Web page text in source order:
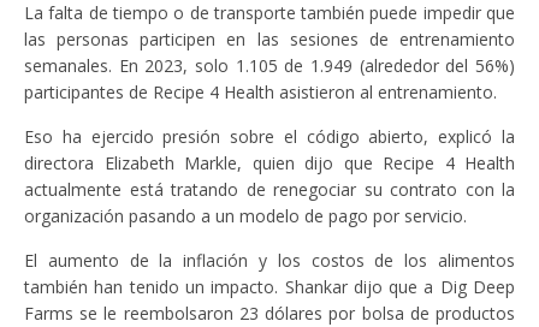
La falta de tiempo o de transporte también puede impedir que
las personas participen en las sesiones de entrenamiento
semanales. En 2023, solo 1.105 de 1.949 (alrededor del 56%)
participantes de Recipe 4 Health asistieron al entrenamiento.
Eso ha ejercido presión sobre el código abierto, explicó la
directora Elizabeth Markle, quien dijo que Recipe 4 Health
actualmente está tratando de renegociar su contrato con la
organización pasando a un modelo de pago por servicio.
El aumento de la inflación y los costos de los alimentos
también han tenido un impacto. Shankar dijo que a Dig Deep
Farms se le reembolsaron 23 dólares por bolsa de productos